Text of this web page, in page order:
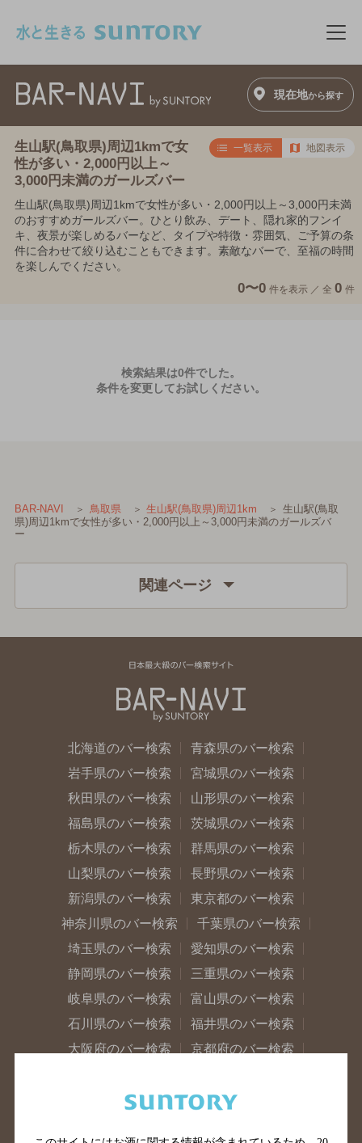
メ
現在地から探す
生山駅(鳥取県)周辺1kmで女
性が多い・2,000円以上～
3,000円未満のガールズバー
一覧表示 地図表示
生山駅(鳥取県)周辺1kmで女性が多い・2,000円以上～3,000円未満
のおすすめガールズバー。ひとり飲み、デート、隠れ家的フンイ
キ、夜景が楽しめるバーなど、タイプや特徴・雰囲気、ご予算の条
件に合わせて絞り込むこともできます。素敵なバーで、至福の時間
を楽しんでください。
0〜0 件を表示 ／ 全 0 件
検索結果は0件でした。
条件を変更してお試しください。
BAR-NAVI 鳥取県 生山駅(鳥取県)周辺1km
生山駅(鳥取
県)周辺1kmで女性が多い・2,000円以上～3,000円未満のガールズバ
ー
関連ページ
北海道のバー検索
青森県のバー検索
岩手県のバー検索
宮城県のバー検索
秋田県のバー検索
山形県のバー検索
福島県のバー検索
茨城県のバー検索
栃木県のバー検索
群馬県のバー検索
山梨県のバー検索
長野県のバー検索
新潟県のバー検索
東京都のバー検索
神奈川県のバー検索
千葉県のバー検索
埼玉県のバー検索
愛知県のバー検索
静岡県のバー検索
三重県のバー検索
岐阜県のバー検索
富山県のバー検索
石川県のバー検索
福井県のバー検索
大阪府のバー検索
京都府のバー検索
滋賀県のバー検索
和歌山県のバー検索